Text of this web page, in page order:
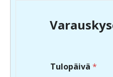
Tulopäivä *